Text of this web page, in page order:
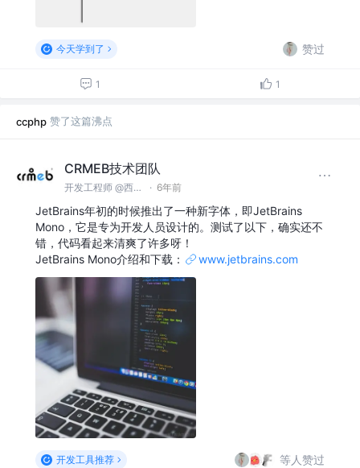
今天学到了 赞过
1 1
ccphp 赞了这篇沸点
CRMEB技术团队
开发工程师 @西安众邦网络科技有限公司 · 6年前
JetBrains年初的时候推出了一种新字体，即JetBrains
Mono，它是专为开发人员设计的。测试了以下，确实还不
错，代码看起来清爽了许多呀！
JetBrains Mono介绍和下载：
www.jetbrains.com
开发工具推荐 等人赞过